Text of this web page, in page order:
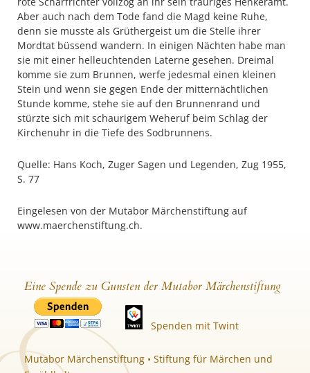
Aber auch nach dem Tode fand die Magd keine Ruhe,
denn sie musste als Grüthergeist um die Stelle ihrer
Mordtat büssend wandern. In einigen Nächten habe man
sie mit einer helleuchtenden Laterne gesehen. Dreimal
komme sie zum Brunnen, werfe jedesmal einen kleinen
Stein und wenn sie gegen Ende der mitternächtlichen
Stunde komme, stehe sie auf den Brunnenrand und
stürzte sich mit schaurigem Weheruf beim Schlag der
Kirchenuhr in die Tiefe des Sodbrunnens.
Quelle: Hans Koch, Zuger Sagen und Legenden, Zug 1955,
S. 77
Eingelesen von der Mutabor Märchenstiftung auf
www.maerchenstiftung.ch.
Eine Spende zu Gunsten der Mutabor Märchenstiftung
Spenden mit Twint
Mutabor Märchenstiftung • Stiftung für Märchen und